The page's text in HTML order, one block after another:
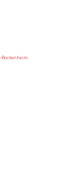
Bockenheim